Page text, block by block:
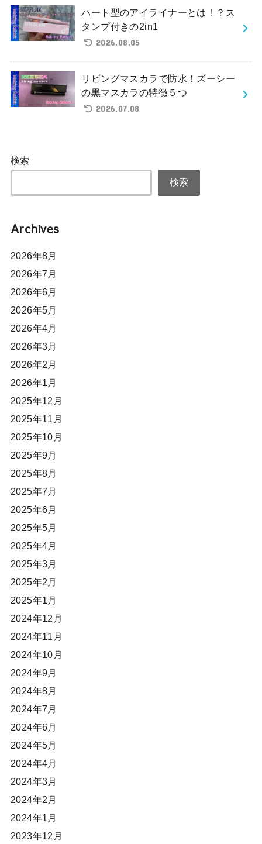
ハート型のアイライナーとは！？ス
タンプ付きの2in1
2026.08.05
リビングマスカラで防水！ズーシー
の黒マスカラの特徴５つ
2026.07.08
検索
検索
Archives
2026年8月
2026年7月
2026年6月
2026年5月
2026年4月
2026年3月
2026年2月
2026年1月
2025年12月
2025年11月
2025年10月
2025年9月
2025年8月
2025年7月
2025年6月
2025年5月
2025年4月
2025年3月
2025年2月
2025年1月
2024年12月
2024年11月
2024年10月
2024年9月
2024年8月
2024年7月
2024年6月
2024年5月
2024年4月
2024年3月
2024年2月
2024年1月
2023年12月